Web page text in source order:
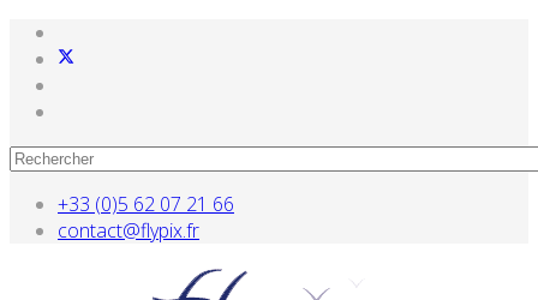
+33 (0)5 62 07 21 66
contact@flypix.fr